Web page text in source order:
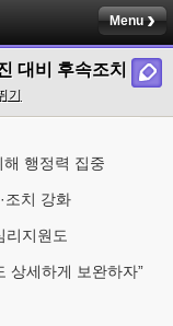
Menu
대비 후속조치
기
행정력 집중
조치 강화
리지원도
상세하게 보완하자”